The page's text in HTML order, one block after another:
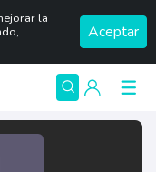
la
Aceptar